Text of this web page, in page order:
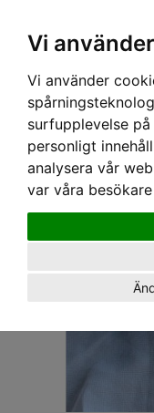
Vi
Vi använder
surfupplevelse
personligt
analysera vår
var våra
Hem› ACCESSOARER ›